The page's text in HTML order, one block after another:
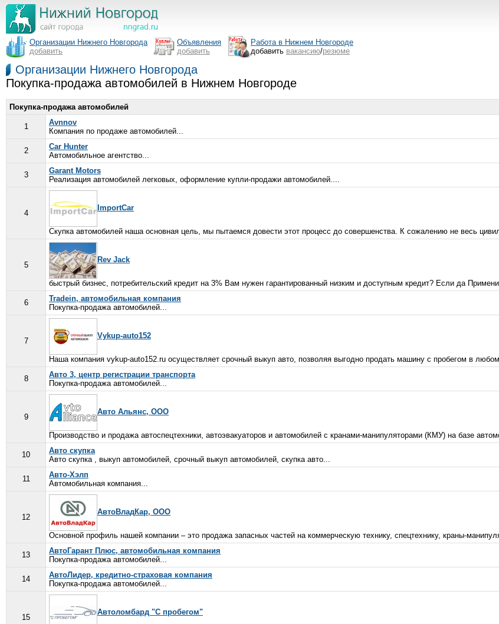
Организации Нижнего Новгорода
добавить
Объявления
добавить
Работа в Нижнем Новгороде
добавить вакансию/резюме
Организации Нижнего Новгорода
Покупка-продажа автомобилей в Нижнем Новгороде
Покупка-продажа автомобилей
1
Avnnov
Компания по продаже автомобилей...
2
Car Hunter
Автомобильное агентство...
3
Garant Motors
Реализация автомобилей легковых, оформление купли-продажи автомобилей....
4
ImportCar
Скупка автомобилей наша основная цель, мы пытаемся довести этот процесс до совершенства. К сожалению не весь
5
Rev Jack
быстрый бизнес, потребительский кредит на 3% Вам нужен гарантированный низким и доступным кредит? Если да
6
Tradein, автомобильная компания
Покупка-продажа автомобилей...
7
Vykup-auto152
Наша компания vykup-auto152.ru осуществляет срочный выкуп авто, позволяя выгодно продать машину с пробегом в
8
Авто 3, центр регистрации транспорта
Покупка-продажа автомобилей...
9
Авто Альянс, ООО
Производство и продажа автоспецтехники, автоэвакуаторов и автомобилей с кранами-манипуляторами (КМУ) на базе
10
Авто скупка
Авто скупка , выкуп автомобилей, срочный выкуп автомобилей, скупка авто...
11
Авто-Хэлп
Автомобильная компания...
12
АвтоВладКар, ООО
Основной профиль нашей компании – это продажа запасных частей на коммерческую технику, спецтехнику, краны-
13
АвтоГарант Плюс, автомобильная компания
Покупка-продажа автомобилей...
14
АвтоЛидер, кредитно-страховая компания
Покупка-продажа автомобилей...
15
Автоломбард "С пробегом"